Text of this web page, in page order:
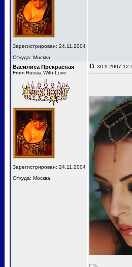
Зарегистрирован: 24.11.2004
Откуда: Москва
Василиса Прекрасная
From Russia With Love
Зарегистрирован: 24.11.2004
Откуда: Москва
30.9.2007